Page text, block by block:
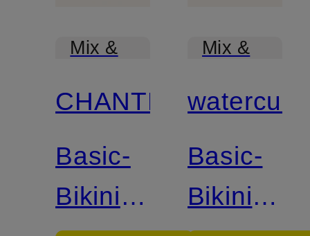
Mix &
CHANTELLE
Basic-
Bikini-
Mix &
watercult
Basic-
Bikini-